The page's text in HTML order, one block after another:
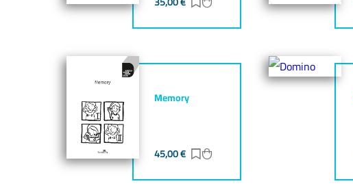
Memory
45,00€ Zur Merkliste hinzufügen